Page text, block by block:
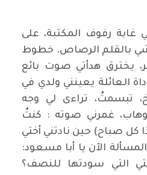
غابة رفوف المكتبة، على
بالقلم الرصاص. خطوط
هدأتي صوت بائع
العائلة يعينني ولدي في
تبسمتُ، تراءى لي وجه
غمرني صوته : كنتُ
صباح) حين نادتني أختي
الآن يا أبا مسعود:
التي سودتها للنصف؟